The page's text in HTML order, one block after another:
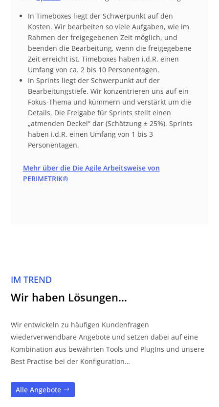
In Timeboxes liegt der Schwerpunkt auf den
Kosten. Wir bearbeiten so viele Aufgaben, wie im
Rahmen der freigegebenen Zeit möglich, und
beenden die Bearbeitung, wenn die freigegebene
Zeit erreicht ist. Timeboxes haben i.d.R. einen
Umfang von ca. 2 bis 10 Personentagen.
In Sprints liegt der Schwerpunkt auf der
Bearbeitungstiefe. Wir konzentrieren uns auf ein
Fokus-Thema und kümmern und verstärkt um die
Details. Die Freigabe für Sprints stellt einen
„atmenden Deckel“ dar (Schätzung ± 25%). Sprints
haben i.d.R. einen Umfang von 1 bis 3
Personentagen.
Mehr über die Die Agile Arbeitsweise von
PERIMETRIK®
IM TREND
Wir haben Lösungen…
Wir entwickeln zu häufigen Kundenfragen
wiederverwendbare Angebote und setzen dabei auf eine
Kombination aus bewährten Tools und PlugIns und unsere
Best Practise bei der Konfiguration…
Alle Angebote